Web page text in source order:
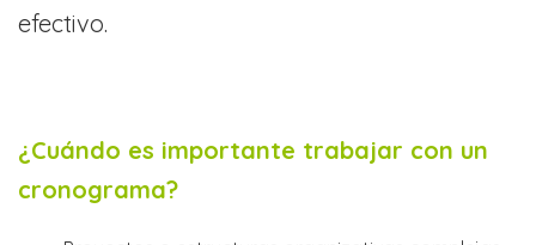
efectivo.
¿Cuándo es importante trabajar con un
cronograma?